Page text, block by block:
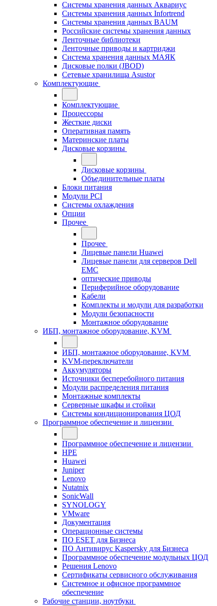
Системы хранения данных Аквариус
Системы хранения данных Infortrend
Системы хранения данных BAUM
Российские системы хранения данных
Ленточные библиотеки
Ленточные приводы и картриджи
Система хранения данных МАЯК
Дисковые полки (JBOD)
Сетевые хранилища Asustor
Комплектующие
Комплектующие
Процессоры
Жесткие диски
Оперативная память
Материнские платы
Дисковые корзины
Дисковые корзины
Объединительные платы
Блоки питания
Модули PCI
Системы охлаждения
Опции
Прочее
Прочее
Лицевые панели Huawei
Лицевые панели для серверов Dell
EMC
оптические приводы
Периферийное оборудование
Кабели
Комплекты и модули для разработки
Модули безопасности
Монтажное оборудование
ИБП, монтажное оборудование, KVM
ИБП, монтажное оборудование, KVM
KVM-переключатели
Аккумуляторы
Источники бесперебойного питания
Модули распределения питания
Монтажные комплекты
Серверные шкафы и стойки
Системы кондиционирования ЦОД
Программное обеспечение и лицензии
Программное обеспечение и лицензии
HPE
Huawei
Juniper
Lenovo
Nutatnix
SonicWall
SYNOLOGY
VMware
Документация
Операционные системы
ПО ESET для Бизнеса
ПО Антивирус Kaspersky для Бизнеса
Программное обеспечение модульных ЦОД
Решения Lenovo
Сертификаты сервисного обслуживания
Системное и офисное программное
обеспечение
Рабочие станции, ноутбуки